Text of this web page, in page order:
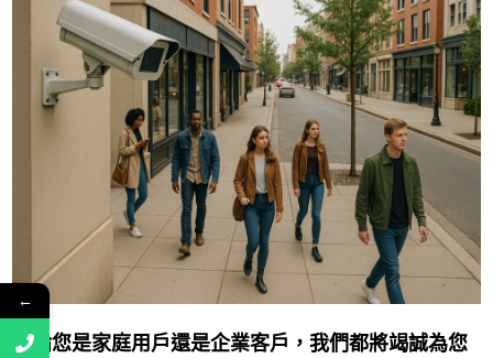
無論您是家庭用戶還是企業客戶，我們都將竭誠為您
←